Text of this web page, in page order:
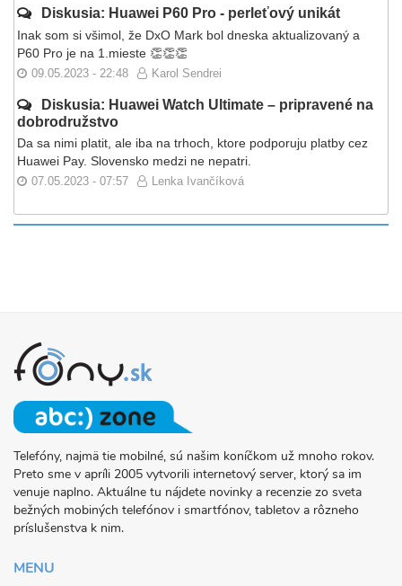
Diskusia: Huawei P60 Pro - perleťový unikát
Inak som si všimol, že DxO Mark bol dneska aktualizovaný a
P60 Pro je na 1.mieste 👏👏👏
09.05.2023 - 22:48 Karol Sendrei
Diskusia: Huawei Watch Ultimate – pripravené na
dobrodružstvo
Da sa nimi platit, ale iba na trhoch, ktore podporuju platby cez
Huawei Pay. Slovensko medzi ne nepatri.
07.05.2023 - 07:57 Lenka Ivančíková
O
PROJEKTE
FONY.SK
Telefóny, najmä tie mobilné, sú našim koníčkom už mnoho rokov.
Preto sme v apríli 2005 vytvorili internetový server, ktorý sa im
venuje naplno. Aktuálne tu nájdete novinky a recenzie zo sveta
bežných mobiných telefónov i smartfónov, tabletov a rôzneho
príslušenstva k nim.
MENU